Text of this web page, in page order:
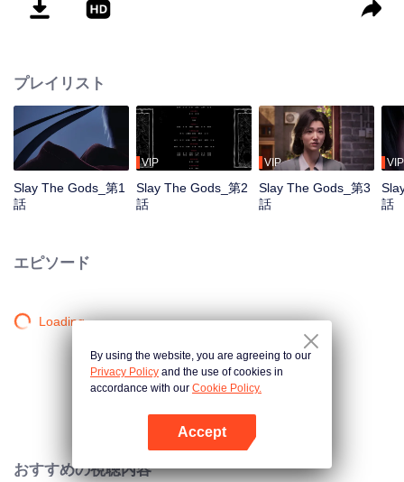
プレイリスト
Slay The Gods_第1
話
VIP
Slay The Gods_第2
話
VIP
Slay The Gods_第3
話
VIP
話
エピソード
Loading…
おすすめの視聴内容
By using the website, you are agreeing to our
Privacy Policy and the use of cookies in
accordance with our Cookie Policy.
Accept